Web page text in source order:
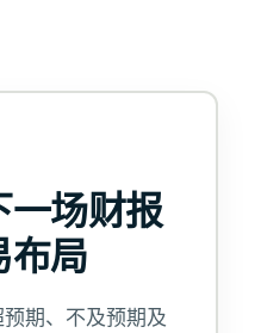
一场财报
布局
期、不及预期及